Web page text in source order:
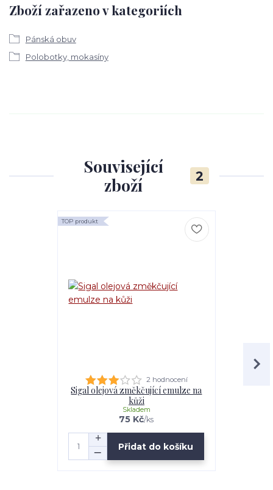
Zboží zařazeno v kategoriích
Pánská obuv
Polobotky, mokasíny
Související
zboží
2
TOP produkt
2 hodnocení
Sigal olejová změkčující emulze na
kůži
75 Kč/ks
Skladem
Přidat do košíku